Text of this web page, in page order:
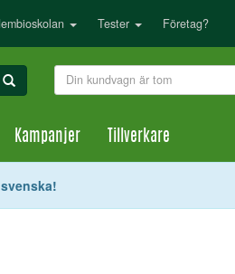
Tester Företag?
Din kundvagn är tom
Kampanjer Tillverkare